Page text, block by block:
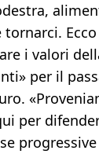
tornarci.
i valori
per il
per